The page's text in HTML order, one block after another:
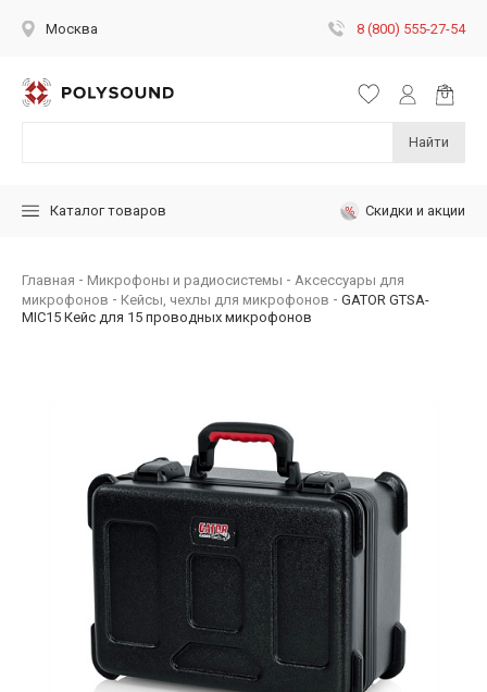
Москва 8 (800) 555-27-54
Найти
Каталог товаров Скидки и акции
Главная Микрофоны и радиосистемы
Аксессуары для
микрофонов
Кейсы, чехлы для микрофонов
GATOR GTSA-
MIC15 Кейс для 15 проводных микрофонов